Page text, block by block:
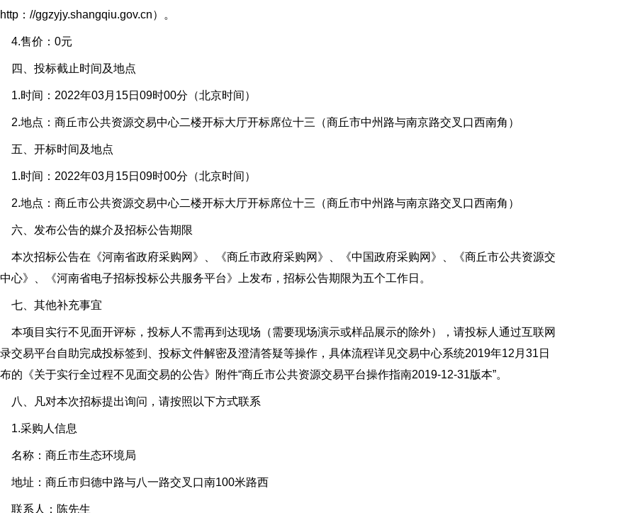
http：//ggzyjy.shangqiu.gov.cn）。
售价：0元
、投标截止时间及地点
时间：2022年03月15日09时00分（北京时间）
地点：商丘市公共资源交易中心二楼开标大厅开标席位十三（商丘市中州路与南京路交叉口西南角）
、开标时间及地点
时间：2022年03月15日09时00分（北京时间）
地点：商丘市公共资源交易中心二楼开标大厅开标席位十三（商丘市中州路与南京路交叉口西南角）
、发布公告的媒介及招标公告期限
次招标公告在《河南省政府采购网》、《商丘市政府采购网》、《中国政府采购网》、《商丘市公共资源交
心》、《河南省电子招标投标公共服务平台》上发布，招标公告期限为五个工作日。
、其他补充事宜
项目实行不见面开评标，投标人不需再到达现场（需要现场演示或样品展示的除外），请投标人通过互联网
交易平台自助完成投标签到、投标文件解密及澄清答疑等操作，具体流程详见交易中心系统2019年12月31日
的《关于实行全过程不见面交易的公告》附件“商丘市公共资源交易平台操作指南2019-12-31版本”。
、凡对本次招标提出询问，请按照以下方式联系
采购人信息
称：商丘市生态环境局
址：商丘市归德中路与八一路交叉口南100米路西
系人：陈先生